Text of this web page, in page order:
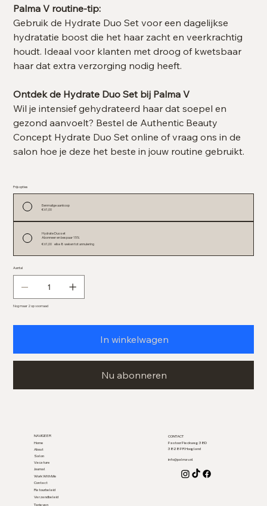
Palma V routine-tip:
Gebruik de Hydrate Duo Set voor een dagelijkse
hydratatie boost die het haar zacht en veerkrachtig
houdt. Ideaal voor klanten met droog of kwetsbaar
haar dat extra verzorging nodig heeft.
Ontdek de Hydrate Duo Set bij Palma V
Wil je intensief gehydrateerd haar dat soepel en
gezond aanvoelt? Bestel de Authentic Beauty
Concept Hydrate Duo Set online of vraag ons in de
salon hoe je deze het beste in jouw routine gebruikt.
Prijsopties
Eenmalige aankoop
€ 61,00
Hydrate Duo set
Abonneer en bespaar 15%
€ 61,00
elke 8 weken tot annulering
Aantal
Nog maar 2 op voorraad
In winkelwagen
Nu abonneren
NAVIGEER
Home
About
Salon
Vacature
Journal
Work With Me
Contact
Retourbeleid
Verzendbeleid
Tarieven
CONTACT
Pastoor Pieckweg 38D
3828 PR Hoogland
info@palmav.nl